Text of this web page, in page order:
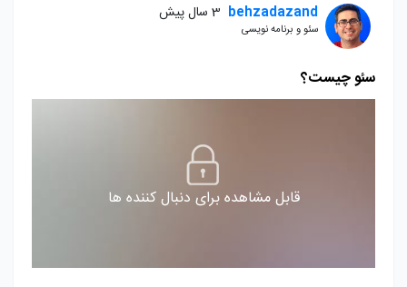
behzadazand 3 سال پیش
سئو و برنامه نویسی
سئو چیست؟
قابل مشاهده برای دنبال کننده ها